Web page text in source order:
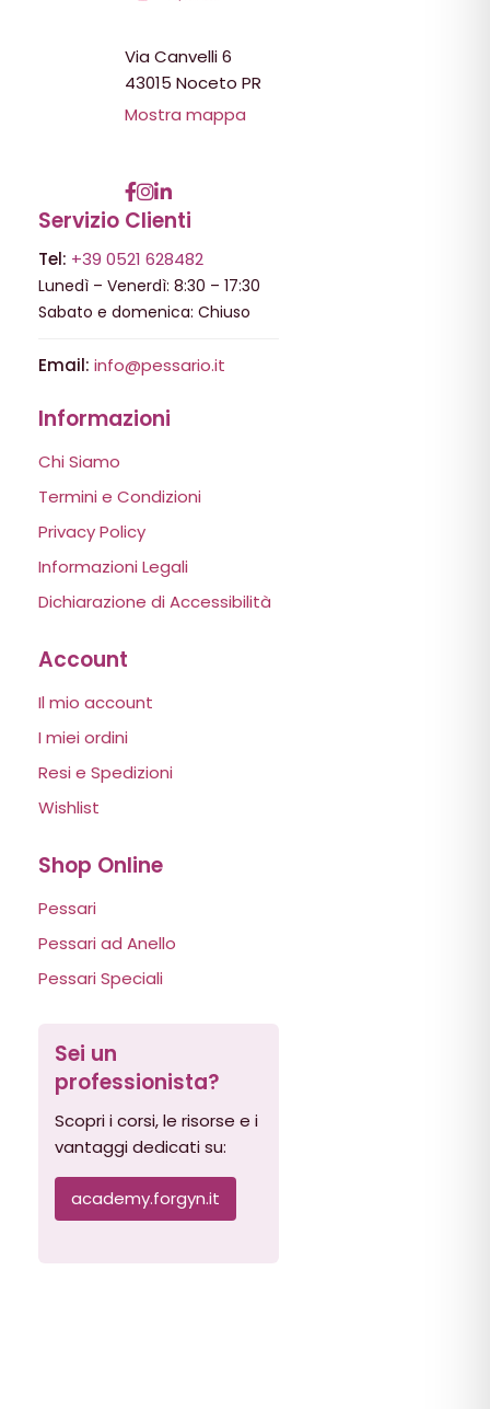
Via Canvelli 6
43015 Noceto PR
Mostra mappa
Servizio Clienti
Tel: +39 0521 628482
Lunedì – Venerdì: 8:30 – 17:30
Sabato e domenica: Chiuso
Email: info@pessario.it
Informazioni
Chi Siamo
Termini e Condizioni
Privacy Policy
Informazioni Legali
Dichiarazione di Accessibilità
Account
Il mio account
I miei ordini
Resi e Spedizioni
Wishlist
Shop Online
Pessari
Pessari ad Anello
Pessari Speciali
Sei un
professionista?
Scopri i corsi, le risorse e i
vantaggi dedicati su:
academy.forgyn.it